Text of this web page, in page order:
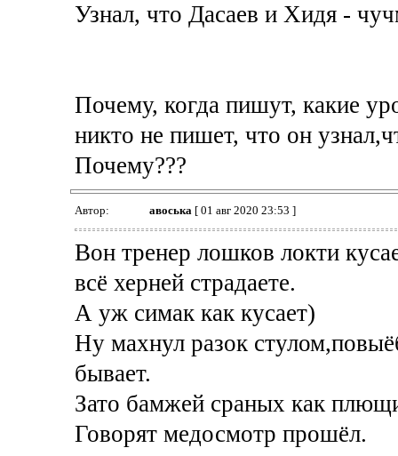
Узнал, что Дасаев и Хидя -
Почему, когда пишут, какие
никто не пишет, что он
Почему???
Автор: авоська[ 01 авг 2020 23:53 ]
Вон тренер лошков локти
всё херней страдаете.
А уж симак как кусает)
Ну махнул разок
бывает.
Зато бамжей сраных как
Говорят медосмотр прошёл.